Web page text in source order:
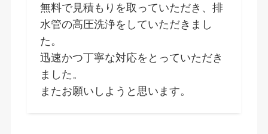
無料で見積もりを取っていただき、排
水管の高圧洗浄をしていただきまし
た。
迅速かつ丁寧な対応をとっていただき
ました。
またお願いしようと思います。